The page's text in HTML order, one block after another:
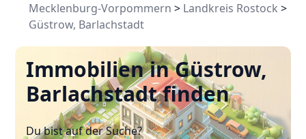
Mecklenburg-Vorpommern > Landkreis Rostock >
Güstrow, Barlachstadt
Immobilien in Güstrow,
Barlachstadt finden
Du bist auf der Suche?